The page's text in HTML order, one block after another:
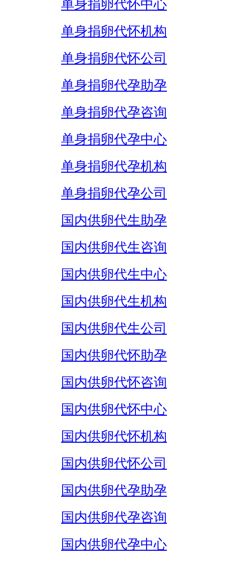
单身捐卵代怀中心
单身捐卵代怀机构
单身捐卵代怀公司
单身捐卵代孕助孕
单身捐卵代孕咨询
单身捐卵代孕中心
单身捐卵代孕机构
单身捐卵代孕公司
国内供卵代生助孕
国内供卵代生咨询
国内供卵代生中心
国内供卵代生机构
国内供卵代生公司
国内供卵代怀助孕
国内供卵代怀咨询
国内供卵代怀中心
国内供卵代怀机构
国内供卵代怀公司
国内供卵代孕助孕
国内供卵代孕咨询
国内供卵代孕中心